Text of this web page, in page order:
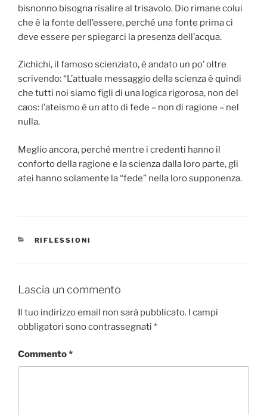
bisnonno bisogna risalire al trisavolo. Dio rimane colui
che è la fonte dell’essere, perché una fonte prima ci
deve essere per spiegarci la presenza dell’acqua.
Zichichi, il famoso scienziato, è andato un po’ oltre
scrivendo: “L’attuale messaggio della scienza è quindi
che tutti noi siamo figli di una logica rigorosa, non del
caos: l’ateismo è un atto di fede – non di ragione – nel
nulla.
Meglio ancora, perché mentre i credenti hanno il
conforto della ragione e la scienza dalla loro parte, gli
atei hanno solamente la “fede” nella loro supponenza.
CATEGORIE
RIFLESSIONI
Lascia un commento
Il tuo indirizzo email non sarà pubblicato. I campi
obbligatori sono contrassegnati *
Commento*